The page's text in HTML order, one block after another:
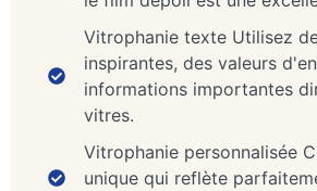
Vitrophanie texte Utilisez
inspirantes, des valeurs
informations importantes
vitres.
Vitrophanie personnalisée
unique qui reflète